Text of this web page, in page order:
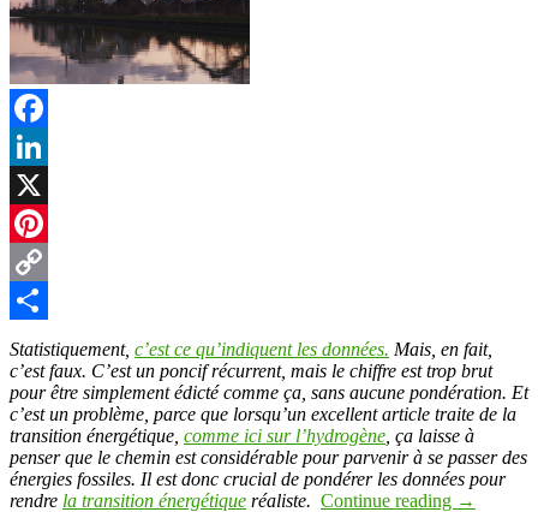
Facebook
LinkedIn
X
Pinterest
Copy
Link
Partager
Statistiquement, c’est ce qu’indiquent les données. Mais, en fait,
c’est faux. C’est un poncif récurrent, mais le chiffre est trop brut
pour être simplement édicté comme ça, sans aucune pondération. Et
c’est un problème, parce que lorsqu’un excellent article traite de la
transition énergétique, comme ici sur l’hydrogène , ça laisse à
penser que le chemin est considérable pour parvenir à se passer des
énergies fossiles. Il est donc crucial de pondérer les données pour
rendre la transition énergétique réaliste. Continue reading →